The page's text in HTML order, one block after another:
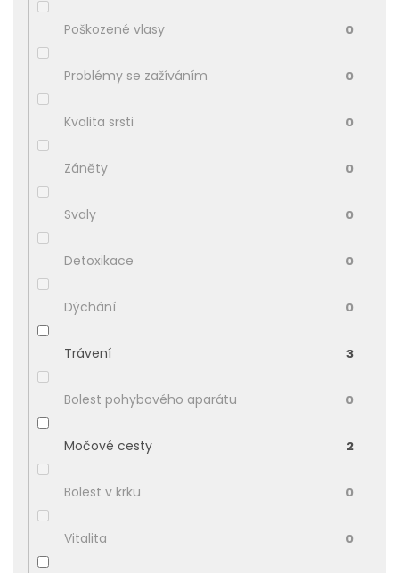
Poškozené vlasy 0
Problémy se zažíváním 0
Kvalita srsti 0
Záněty 0
Svaly 0
Detoxikace 0
Dýchání 0
Trávení 3
Bolest pohybového aparátu 0
Močové cesty 2
Bolest v krku 0
Vitalita 0